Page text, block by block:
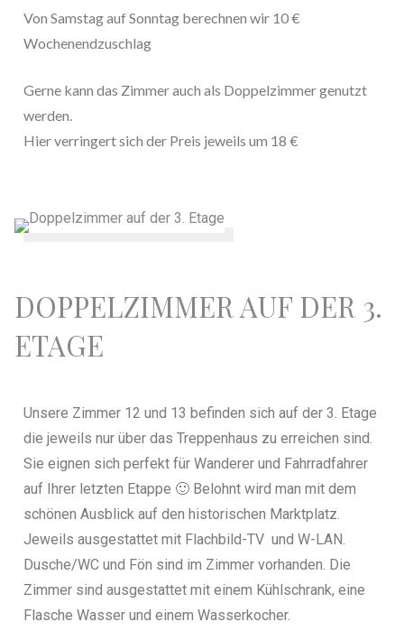
Von Samstag auf Sonntag berechnen wir 10 €
Wochenendzuschlag
Gerne kann das Zimmer auch als Doppelzimmer genutzt
werden.
Hier verringert sich der Preis jeweils um 18 €
DOPPELZIMMER AUF DER 3.
ETAGE
Unsere Zimmer 12 und 13 befinden sich auf der 3. Etage
die jeweils nur über das Treppenhaus zu erreichen sind.
Sie eignen sich perfekt für Wanderer und Fahrradfahrer
auf Ihrer letzten Etappe 🙂 Belohnt wird man mit dem
schönen Ausblick auf den historischen Marktplatz.
Jeweils ausgestattet mit Flachbild-TV und W-LAN.
Dusche/WC und Fön sind im Zimmer vorhanden. Die
Zimmer sind ausgestattet mit einem Kühlschrank, eine
Flasche Wasser und einem Wasserkocher.